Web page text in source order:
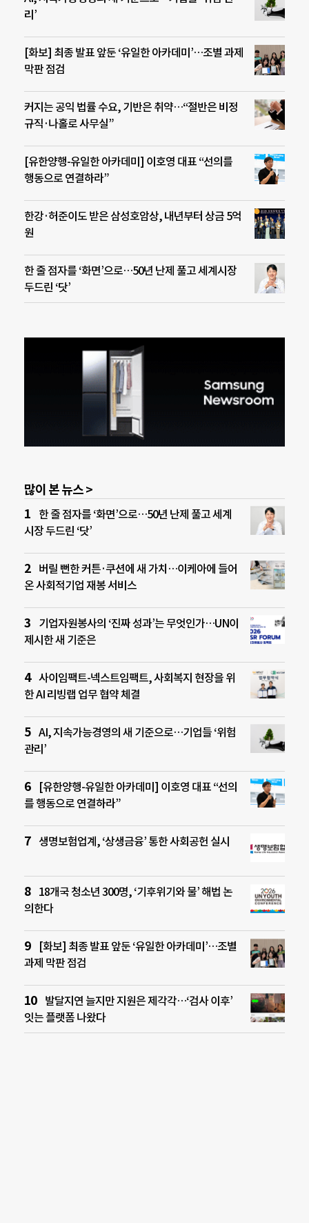
리’
[화보] 최종 발표 앞둔 ‘유일한 아카데미’…조별 과제
막판 점검
커지는 공익 법률 수요, 기반은 취약…“절반은 비정
규직·나홀로 사무실”
[유한양행-유일한 아카데미] 이호영 대표 “선의를
행동으로 연결하라”
한강·허준이도 받은 삼성호암상, 내년부터 상금 5억
원
한 줄 점자를 ‘화면’으로…50년 난제 풀고 세계시장
두드린 ‘닷’
많이 본 뉴스 >
한 줄 점자를 ‘화면’으로…50년 난제 풀고 세계
시장 두드린 ‘닷’
버릴 뻔한 커튼·쿠션에 새 가치…이케아에 들어
온 사회적기업 재봉 서비스
기업자원봉사의 ‘진짜 성과’는 무엇인가…UN이
제시한 새 기준은
사이임팩트-넥스트임팩트, 사회복지 현장을 위
한 AI 리빙랩 업무 협약 체결
AI, 지속가능경영의 새 기준으로…기업들 ‘위험
관리’
[유한양행-유일한 아카데미] 이호영 대표 “선의
를 행동으로 연결하라”
생명보험업계, ‘상생금융’ 통한 사회공헌 실시
18개국 청소년 300명, ‘기후위기와 물’ 해법 논
의한다
[화보] 최종 발표 앞둔 ‘유일한 아카데미’…조별
과제 막판 점검
발달지연 늘지만 지원은 제각각…‘검사 이후’
잇는 플랫폼 나왔다